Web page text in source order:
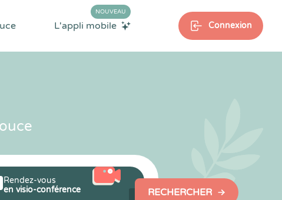
L'appli mobile
NOUVEAU
Connexion
Rendez-vous
en visio-conférence
RECHERCHER